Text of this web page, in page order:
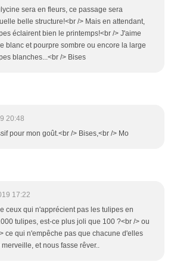
sera en fleurs, ce passage sera
belle structure!<br /> Mais en attendant,
éclairent bien le printemps!<br /> J'aime
blanc et pourpre sombre ou encore la large
blanches...<br /> Bises
20:48
pour mon goût.<br /> Bises,<br /> Mo
17:22
ceux qui n'apprécient pas les tulipes en
tulipes, est-ce plus joli que 100 ?<br /> ou
ce qui n'empêche pas que chacune d'elles
et nous fasse rêver..